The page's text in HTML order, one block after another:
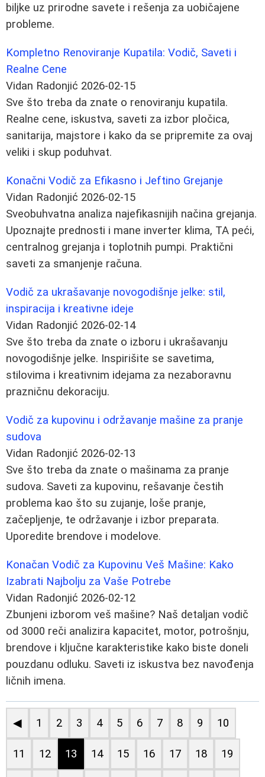
biljke uz prirodne savete i rešenja za uobičajene
probleme.
Kompletno Renoviranje Kupatila: Vodič, Saveti i
Realne Cene
Vidan Radonjić 2026-02-15
Sve što treba da znate o renoviranju kupatila.
Realne cene, iskustva, saveti za izbor pločica,
sanitarija, majstore i kako da se pripremite za ovaj
veliki i skup poduhvat.
Konačni Vodič za Efikasno i Jeftino Grejanje
Vidan Radonjić 2026-02-15
Sveobuhvatna analiza najefikasnijih načina grejanja.
Upoznajte prednosti i mane inverter klima, TA peći,
centralnog grejanja i toplotnih pumpi. Praktični
saveti za smanjenje računa.
Vodič za ukrašavanje novogodišnje jelke: stil,
inspiracija i kreativne ideje
Vidan Radonjić 2026-02-14
Sve što treba da znate o izboru i ukrašavanju
novogodišnje jelke. Inspirišite se savetima,
stilovima i kreativnim idejama za nezaboravnu
prazničnu dekoraciju.
Vodič za kupovinu i održavanje mašine za pranje
sudova
Vidan Radonjić 2026-02-13
Sve što treba da znate o mašinama za pranje
sudova. Saveti za kupovinu, rešavanje čestih
problema kao što su zujanje, loše pranje,
začepljenje, te održavanje i izbor preparata.
Uporedite brendove i modelove.
Konačan Vodič za Kupovinu Veš Mašine: Kako
Izabrati Najbolju za Vaše Potrebe
Vidan Radonjić 2026-02-12
Zbunjeni izborom veš mašine? Naš detaljan vodič
od 3000 reči analizira kapacitet, motor, potrošnju,
brendove i ključne karakteristike kako biste doneli
pouzdanu odluku. Saveti iz iskustva bez navođenja
ličnih imena.
◀ 1 2 3 4 5 6 7 8 9 10
11 12 13 14 15 16 17 18 19